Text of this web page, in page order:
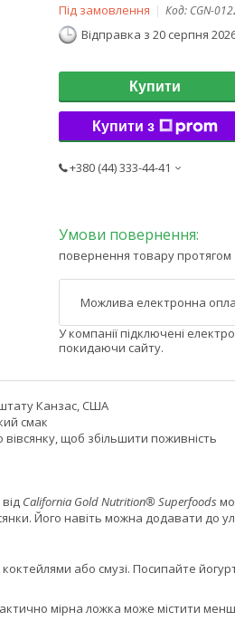
Під замовлення Код: CGN-
Відправка з 20 серпня
Купити
Купити з
+380 (44) 333-44-41
повернення товару протягом
У компанії підключені
покидаючи сайту.
штату Канзас, США
смак
вівсянку, щоб збільшити поживність
від California Gold Nutrition® Superfoods
Його навіть можна додавати до
або смузі. Посипайте
мірна ложка може містити